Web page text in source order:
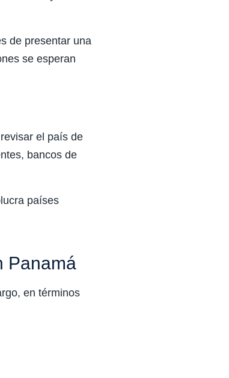
de presentar una
se esperan
el país de
bancos de
países
Panamá
en términos